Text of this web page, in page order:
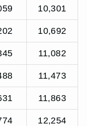
10,301
10,692
11,082
11,473
11,863
12,254